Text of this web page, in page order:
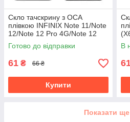
Скло тачскрину з OCA
плівкою INFINIX Note 11/Note
12/Note 12 Pro 4G/Note 12
(2023)/Note 30i (2022) чорне,
з олеофобним покриттям,
Готово до відправки
61 ₴ 66 ₴
Купити
В
Показати ще